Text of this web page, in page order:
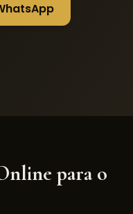
para o